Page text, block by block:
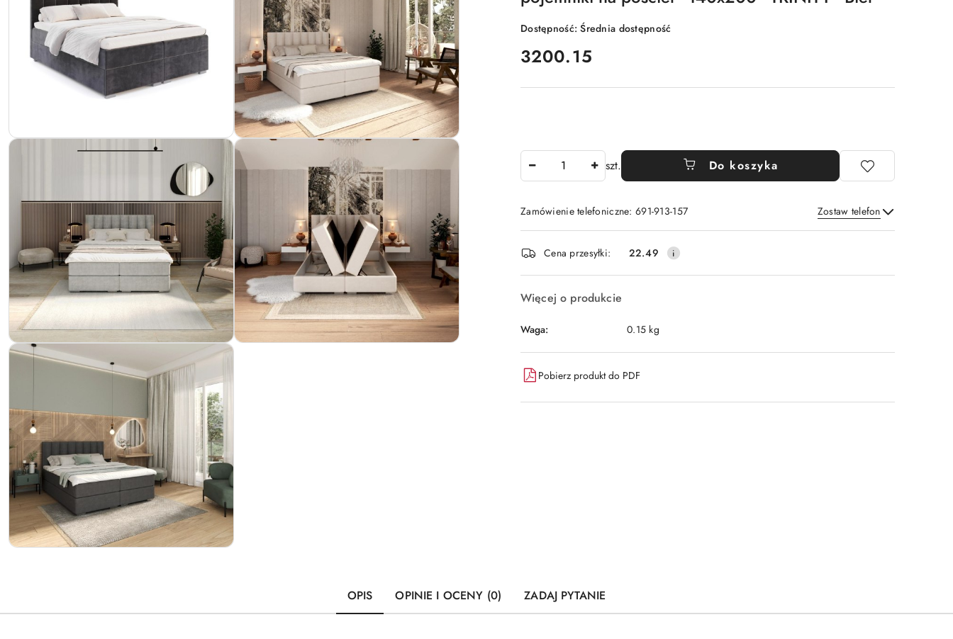
Dostępność:Średnia dostępność
cena:
3200.15
szt. Do koszyka
Zamówienie telefoniczne: 691-913-157 Zostaw telefon
Wyślij
Dostępność
i
dostawa
Cena przesyłki: 22.49
Więcej o produkcie
Waga: 0.15 kg
Pobierz produkt do PDF
OPIS OPINIE I OCENY (0) ZADAJ PYTANIE